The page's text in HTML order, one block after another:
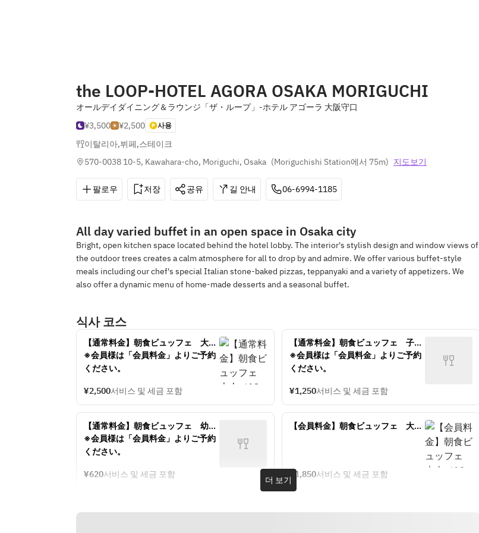
the LOOP-HOTEL AGORA OSAKA MORIGUCHI
オールデイダイニング＆ラウンジ「ザ・ループ」-ホテル アゴーラ 大阪守口
¥3,500
¥2,500 사용
이탈리아,뷔페,스테이크
570-0038 10-5, Kawahara-cho, Moriguchi, Osaka (Moriguchishi Station에서 75m) 지도보기
팔로우 저장 공유 길 안내 06-6994-1185
All day varied buffet in an open space in Osaka city
Bright, open kitchen space located behind the hotel lobby. The interior's stylish design and window views of
the outdoor trees creates a calm atmosphere for all to drop by and admire. We offer various buffet-style
meals including our chef's special Italian stone-baked pizzas, teppanyaki and a variety of appetizers. We
also offer a dynamic menu of home-made desserts and a seasonal buffet.
식사 코스
【通常料金】朝食ビュッフェ　大人
（13歳以上）
※会員様は「会員料金」よりご予約
ください。
¥2,500서비스 및 세금 포함
【通常料金】朝食ビュッフェ　子供
（6～12歳）
※会員様は「会員料金」よりご予約
ください。
¥1,250서비스 및 세금 포함
【通常料金】朝食ビュッフェ　幼児
（3～5歳）
※会員様は「会員料金」よりご予約
ください。
¥620서비스 및 세금 포함
【会員料金】朝食ビュッフェ　大人
¥1,850서비스 및 세금 포함
더 보기